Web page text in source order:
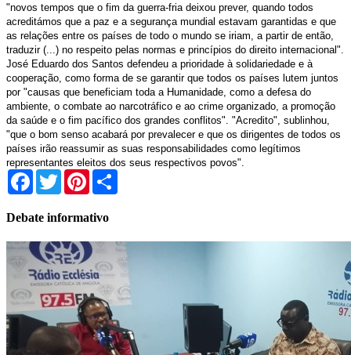
"novos tempos que o fim da guerra-fria deixou prever, quando todos
acreditámos que a paz e a segurança mundial estavam garantidas e que
as relações entre os países de todo o mundo se iriam, a partir de então,
traduzir (...) no respeito pelas normas e princípios do direito internacional".
José Eduardo dos Santos defendeu a prioridade à solidariedade e à
cooperação, como forma de se garantir que todos os países lutem juntos
por "causas que beneficiam toda a Humanidade, como a defesa do
ambiente, o combate ao narcotráfico e ao crime organizado, a promoção
da saúde e o fim pacífico dos grandes conflitos". "Acredito", sublinhou,
"que o bom senso acabará por prevalecer e que os dirigentes de todos os
países irão reassumir as suas responsabilidades como legítimos
representantes eleitos dos seus respectivos povos".
Facebook
TwitterPinterest
Debate informativo